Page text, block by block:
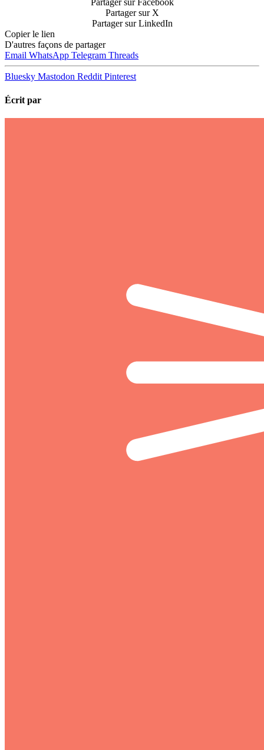
revanche sur sa cible du
“zéro émission nette” en
Partager sur Facebook
Partager sur X
Partager sur LinkedIn
Copier le lien
D'autres façons de partager
Email WhatsApp Telegram Threads
Bluesky Mastodon RedditPinterest
Écrit par